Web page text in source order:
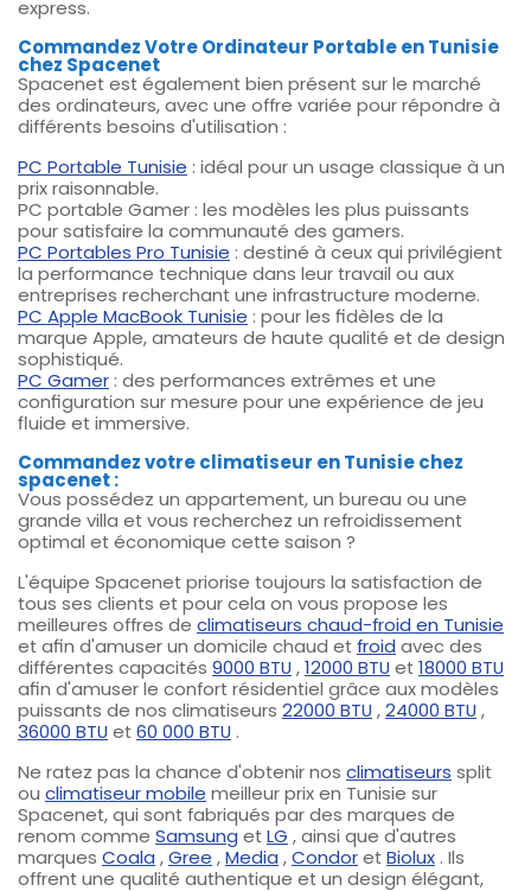
express.
Commandez Votre Ordinateur Portable en Tunisie
chez Spacenet
Spacenet est également bien présent sur le marché
des ordinateurs, avec une offre variée pour répondre à
différents besoins d'utilisation :
PC Portable Tunisie : idéal pour un usage classique à un
prix raisonnable.
PC portable Gamer : les modèles les plus puissants
pour satisfaire la communauté des gamers.
PC Portables Pro Tunisie : destiné à ceux qui privilégient
la performance technique dans leur travail ou aux
entreprises recherchant une infrastructure moderne.
PC Apple MacBook Tunisie : pour les fidèles de la
marque Apple, amateurs de haute qualité et de design
sophistiqué.
PC Gamer : des performances extrêmes et une
configuration sur mesure pour une expérience de jeu
fluide et immersive.
Commandez votre climatiseur en Tunisie chez
spacenet :
Vous possédez un appartement, un bureau ou une
grande villa et vous recherchez un refroidissement
optimal et économique cette saison ?
L'équipe Spacenet priorise toujours la satisfaction de
tous ses clients et pour cela on vous propose les
meilleures offres de climatiseurs chaud-froid en Tunisie
et afin d'amuser un domicile chaud etfroid avec des
différentes capacités 9000 BTU ,12000 BTU et18000 BTU
afin d'amuser le confort résidentiel grâce aux modèles
puissants de nos climatiseurs 22000 BTU ,24000 BTU ,
36000 BTU et60 000 BTU .
Ne ratez pas la chance d'obtenir nos climatiseurs split
ou climatiseur mobile meilleur prix en Tunisie sur
Spacenet, qui sont fabriqués par des marques de
renom comme Samsung etLG , ainsi que d'autres
marques Coala ,Gree ,Media ,CondoretBiolux . Ils
offrent une qualité authentique et un design élégant,